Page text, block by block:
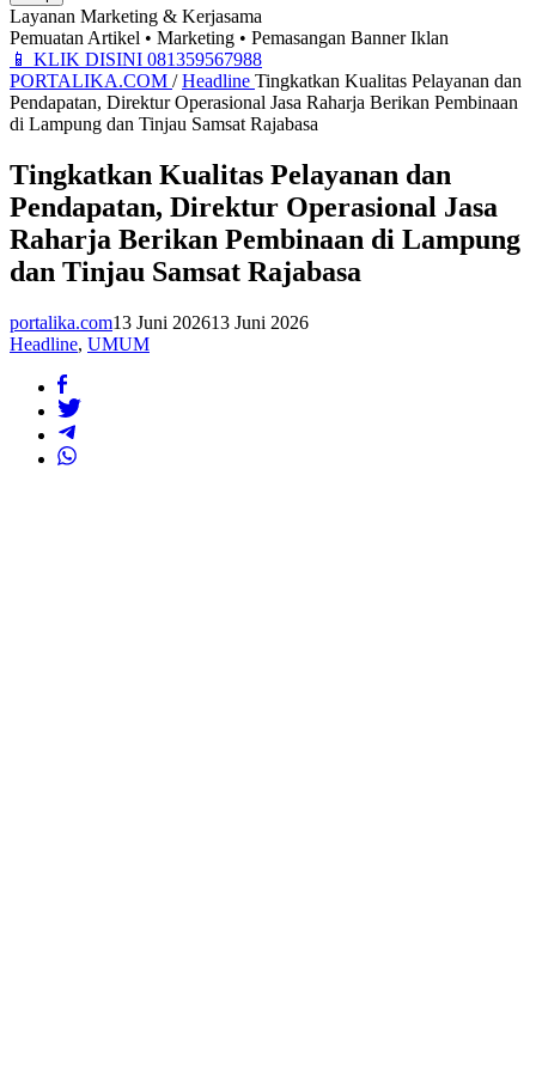
Layanan Marketing & Kerjasama
Pemuatan Artikel • Marketing • Pemasangan Banner Iklan
📱 KLIK DISINI 081359567988
PORTALIKA.COM / Headline Tingkatkan Kualitas Pelayanan dan
Pendapatan, Direktur Operasional Jasa Raharja Berikan Pembinaan
di Lampung dan Tinjau Samsat Rajabasa
Tingkatkan Kualitas Pelayanan dan
Pendapatan, Direktur Operasional Jasa
Raharja Berikan Pembinaan di Lampung
dan Tinjau Samsat Rajabasa
portalika.com13 Juni 202613 Juni 2026
Headline, UMUM